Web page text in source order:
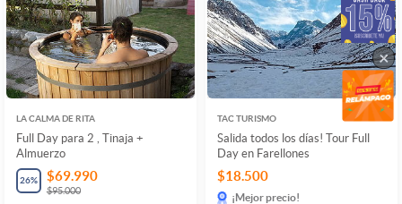
LA CALMA DE RITA
Full Day para 2 , Tinaja +
Almuerzo
26% $69.990
$95.000
TAC TURISMO
Salida todos los días! Tour Full
Day en Farellones
$18.500
¡Mejor precio!
×